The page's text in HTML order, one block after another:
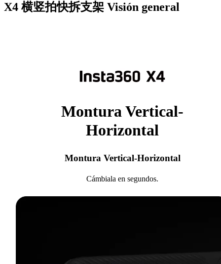
X4 横竖拍快拆支架 Visión general
Montura Vertical-
Horizontal
Montura Vertical-Horizontal
Cámbiala en segundos.